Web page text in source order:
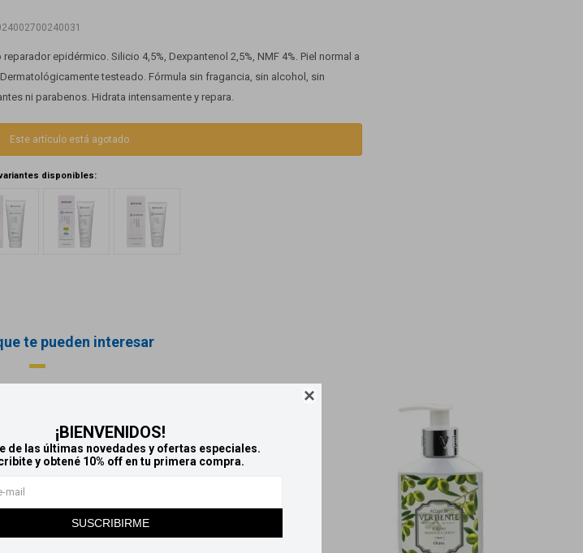

¡BIENVENIDOS!
de las últimas novedades y ofertas especiales.
y obtené 10% off en tu primera compra.
SUSCRIBIRME
reparador epidérmico. Silicio 4,5%, Dexpantenol 2,5%, NMF 4%. Piel normal a
testeado. Fórmula sin fragancia, sin alcohol, sin
ni parabenos. Hidrata intensamente y repara.
Este artículo está agotado.
disponibles:
te pueden interesar